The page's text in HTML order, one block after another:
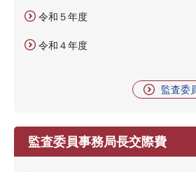
令和５年度
令和４年度
監査委
監査委員事務局長交際費